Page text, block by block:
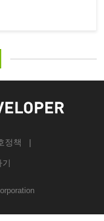
정책
기